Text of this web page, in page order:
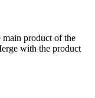
main product of the
with the product